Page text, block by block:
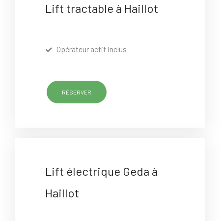
Lift tractable à Haillot
Opérateur actif inclus
RÉSERVER
Lift électrique Geda à
Haillot